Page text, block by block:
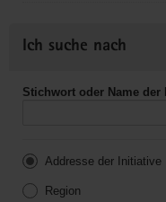
Ich suche nach
Stichwort oder Name der
Addresse der Initiative
Region